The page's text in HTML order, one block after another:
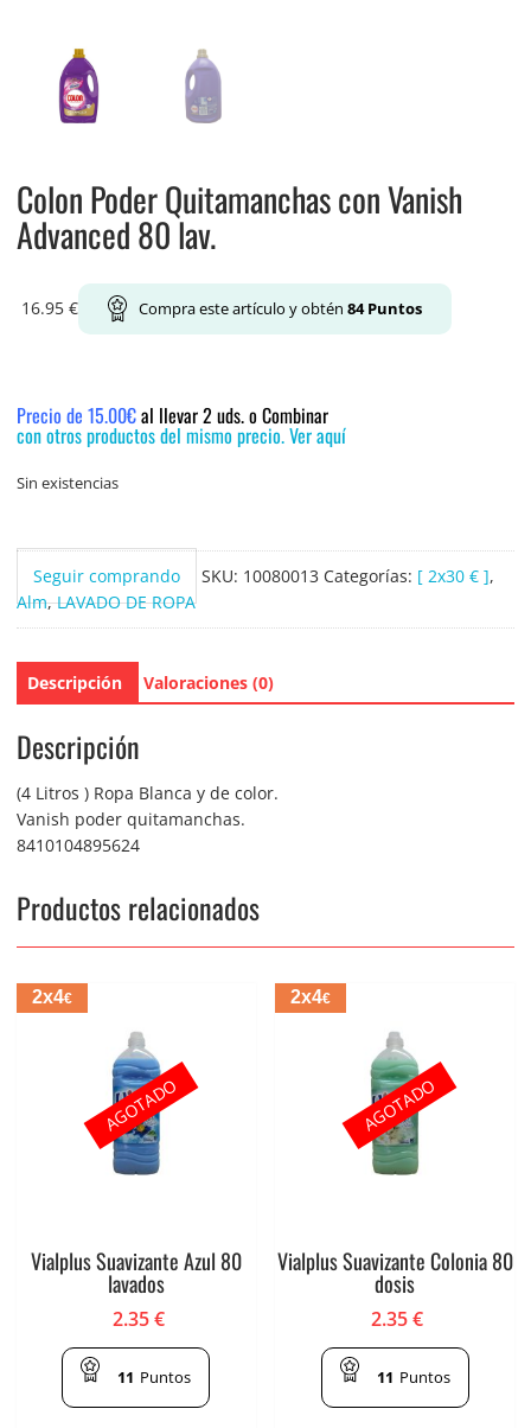
Colon Poder Quitamanchas con Vanish
Advanced 80 lav.
16.95 € Compra este artículo y obtén 84Puntos
Precio de 15.00€al llevar 2 uds. o Combinar
con otros productos del mismo precio. Ver aquí
Sin existencias
Seguir comprando SKU: 10080013 Categorías: [ 2x30 € ],
Alm,LAVADO DE ROPA
Descripción Valoraciones (0)
Descripción
(4 Litros ) Ropa Blanca y de color.
Vanish poder quitamanchas.
8410104895624
Productos relacionados
2x4€
Vialplus Suavizante Azul 80
lavados
2.35€
11 Puntos
AGOTADO
2x4€
Vialplus Suavizante Colonia 80
dosis
2.35€
11 Puntos
AGOTADO